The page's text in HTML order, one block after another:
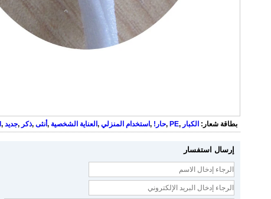
بطاقة شعار: الكبار ,
PE
,حار! , استخدام المنزلي , العناية الشخصية , أنثى ,ذكر ,جديد ,
إرسال استفسار